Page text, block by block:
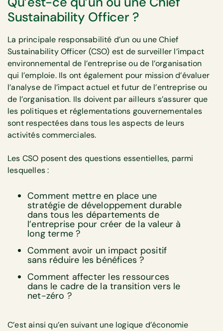
Sustainability Officer ?
La principale responsabilité d’un ou une Chief
Sustainability Officer (CSO) est de surveiller l’impact
environnemental de l’entreprise ou de l’organisation
qui l’emploie. Ils ont également pour mission d’évaluer
l’analyse de l’impact actuel et futur de l’entreprise ou
de l’organisation. Ils doivent par ailleurs s’assurer que
les politiques et réglementations gouvernementales
sont respectées dans tous les aspects de leurs
activités commerciales.
Les CSO posent des questions essentielles, parmi
lesquelles :
Comment mettre en place une
stratégie de développement durable
dans tous les départements de
l’entreprise pour créer de la valeur à
long terme ?
Comment avoir un impact positif
sans réduire les bénéfices ?
Comment affecter les ressources
dans le cadre de la transition vers le
net-zéro ?
C’est ainsi qu’en suivant une logique d’économie